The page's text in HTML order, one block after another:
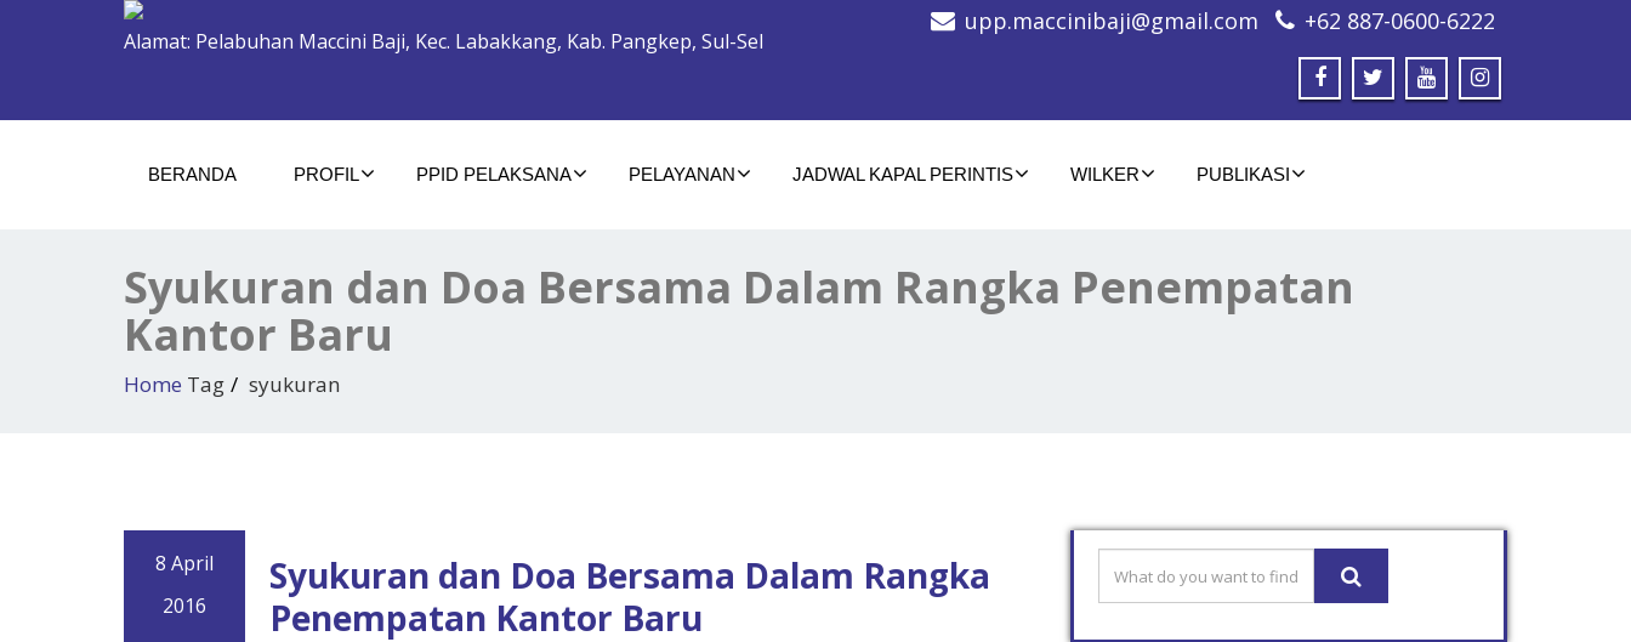
Alamat: Pelabuhan Maccini Baji, Kec. Labakkang, Kab. Pangkep, Sul-Sel
upp.maccinibaji@gmail.com +62 887-0600-6222
BERANDA PROFIL PPID PELAKSANA PELAYANAN JADWAL KAPAL PERINTIS WILKER PUBLIKASI
Syukuran dan Doa Bersama Dalam Rangka Penempatan
Kantor Baru
Home Tag syukuran
8 April
2016
Syukuran dan Doa Bersama Dalam Rangka
Penempatan Kantor Baru